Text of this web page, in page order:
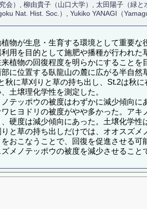
会）, 柳由貴子（山口大学）, 太田陽子（緑と
Nat. Hist. Soc.）, Yukiko YANAGI（
物が生息・生育する環境として重要
用を目的として施肥や播種が行われ
植物の回復程度を明らかにすることを
に位置する臥龍山の麓に広がる半自
秋に草刈りと草の持ち出し、St.2は秋
土壌理化学性を測定した。
テッポウの被度はわずかに減少傾向
ワヒヨドリの被度がやや多かった。ア
硬度は減少傾向にあった。土壌化学性
と草の持ち出しだけでは、オオスズ
おこなうことで、回復を促進させる
メノテッポウの被度を減少させること